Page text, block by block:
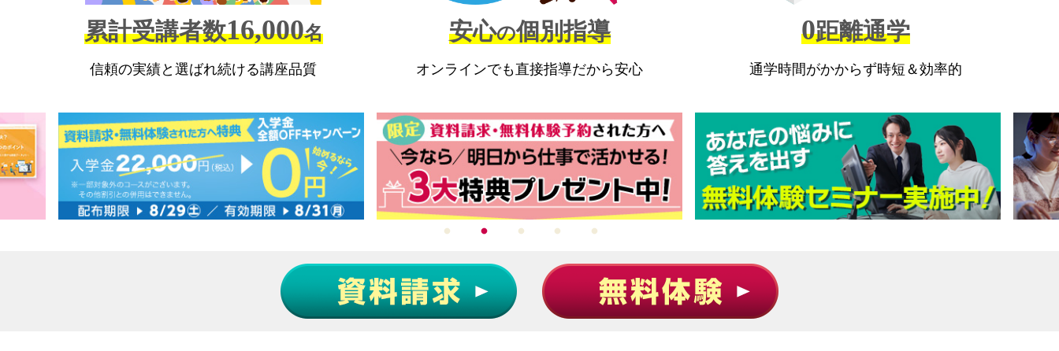
累計受講者数16,000名
信頼の実績と選ばれ続ける講座品質
安心の個別指導
オンラインでも直接指導だから安心
0距離通学
通学時間がかからず時短＆効率的